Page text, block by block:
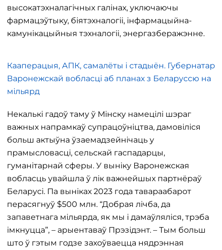
высокатэхналагічных галінах, уключаючы
фармацэўтыку, біятэхналогіі, інфармацыйна-
камунікацыйныя тэхналогіі, энергазберажэнне.
Кааперацыя, АПК, самалёты і стадыён. Губернатар
Варонежскай вобласці аб планах з Беларуссю на
мільярд
Некалькі гадоў таму ў Мінску намецілі шэраг
важных напрамкаў супрацоўніцтва, дамовіліся
больш актыўна ўзаемадзейнічаць у
прамысловасці, сельскай гаспадарцы,
гуманітарнай сферы. У выніку Варонежская
вобласць увайшла ў лік важнейшых партнёраў
Беларусі. Па выніках 2023 года тавараабарот
перасягнуў $500 млн. “Добрая лічба, да
запаветнага мільярда, як мы і дамаўляліся, трэба
імкнуцца”, – арыентаваў Прэзідэнт. – Тым больш
што ў гэтым годзе захоўваецца нядрэнная